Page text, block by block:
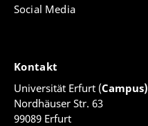
Social Media
Kontakt
Universität Erfurt (Campus)
Nordhäuser Str. 63
99089 Erfurt